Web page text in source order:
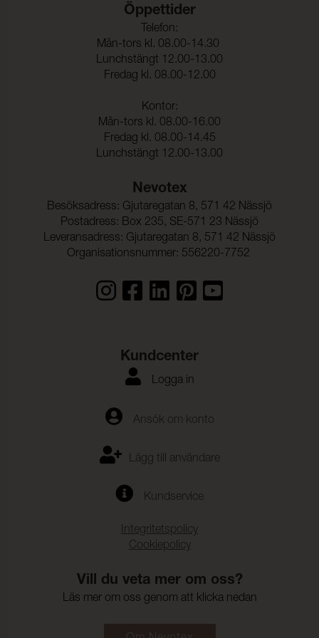
4-5 (ISO 105-X12)
6 (ISO 105-B02)
Sömnskridning Varp: 1,5 mm (ISO 13936-2)
2,0 mm (ISO 13936-2)
Dimensionsändring Varp: - 1,5 % (ISO 5077)
Dimensionsändring Väft: - 1,5 % (ISO 5077)
ISO 105-C06
Anfärgning multifiberväv: 4-5
4-5
ISO 105-E16
Färghärdighet mot svett: (ISO 105-E04)
4-5
4-5 (ISO 105-E01)
Öppettider
Telefon:
Mån-tors kl. 08.00-14.30
Lunchstängt 12.00-13.00
Fredag kl. 08.00-12.00
Kontor:
Mån-tors kl. 08.00-16.00
Fredag kl. 08.00-14.45
Lunchstängt 12.00-13.00
Nevotex
Besöksadress: Gjutaregatan 8, 571 42 Nässjö
Postadress: Box 235, SE-571 23 Nässjö
Leveransadress: Gjutaregatan 8, 571 42 Nässjö
Organisationsnummer: 556220-7752
Kundcenter
Logga in
Ansök om konto
Lägg till användare
Kundservice
Integritetspolicy
Cookiepolicy
Vill du veta mer om oss?
Läs mer om oss genom att klicka nedan